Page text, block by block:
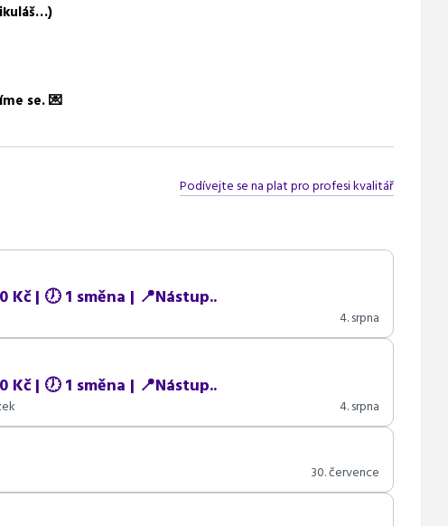
se. 💌
Podívejte se na plat pro profesi kvalitář
| 🕖 1 směna | 📍Nástup..
4. srpna
| 🕖 1 směna | 📍Nástup..
4. srpna
30. července